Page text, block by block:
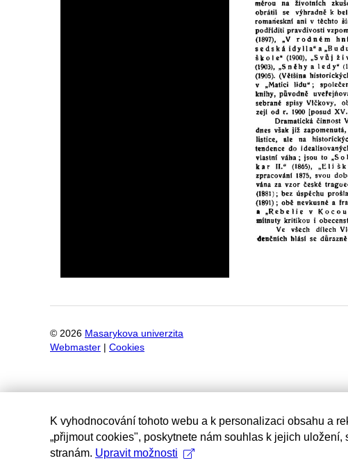
© 2026 Masarykova univerzita
Webmaster
Cookies
K vyhodnocování tohoto webu a k personalizaci obsahu a
„přijmout cookies", poskytnete nám souhlas k jejich
stranám. Upravit možnosti